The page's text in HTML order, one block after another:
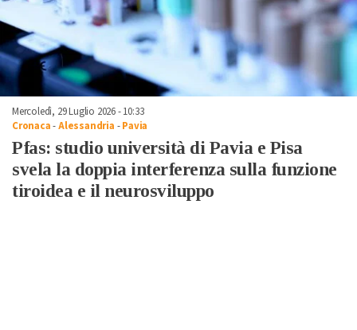
Mercoledì, 29 Luglio 2026 - 10:33
Cronaca-Alessandria -Pavia
Pfas: studio università di Pavia e Pisa
svela la doppia interferenza sulla funzione
tiroidea e il neurosviluppo